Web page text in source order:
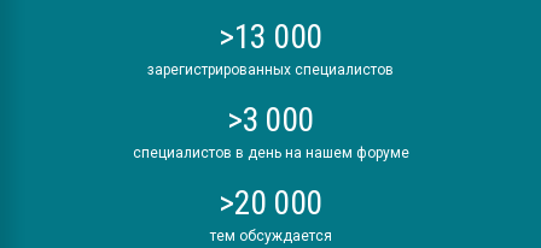
>13 000
зарегистрированных специалистов
>3 000
специалистов в день на нашем форуме
>20 000
тем обсуждается